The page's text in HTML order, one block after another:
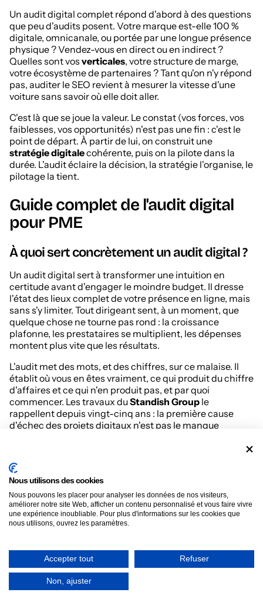
Un audit digital complet répond d'abord à des questions
que peu d'audits posent. Votre marque est-elle 100 %
digitale, omnicanale, ou portée par une longue présence
physique ? Vendez-vous en direct ou en indirect ?
Quelles sont vos verticales, votre structure de marge,
votre écosystème de partenaires ? Tant qu'on n'y répond
pas, auditer le SEO revient à mesurer la vitesse d'une
voiture sans savoir où elle doit aller.
C'est là que se joue la valeur. Le constat (vos forces, vos
faiblesses, vos opportunités) n'est pas une fin : c'est le
point de départ. À partir de lui, on construit une
stratégie digitalecohérente, puis on la pilote dans la
durée. L'audit éclaire la décision, la stratégie l'organise, le
pilotage la tient.
Guide complet de l'audit digital
pour PME
À quoi sert concrètement un audit digital ?
Un audit digital sert à transformer une intuition en
certitude avant d'engager le moindre budget. Il dresse
l'état des lieux complet de votre présence en ligne, mais
sans s'y limiter. Tout dirigeant sent, à un moment, que
quelque chose ne tourne pas rond : la croissance
plafonne, les prestataires se multiplient, les dépenses
montent plus vite que les résultats.
L'audit met des mots, et des chiffres, sur ce malaise. Il
établit où vous en êtes vraiment, ce qui produit du chiffre
d'affaires et ce qui n'en produit pas, et par quoi
commencer. Les travaux duStandish Group le
rappellent depuis vingt-cinq ans : la première cause
d'échec des projets digitaux n'est pas le manque
dérisquer vos décisions
budget, on ne refait pas un site, on ne recrute pas dans
l'équipe marketing sans avoir d'abord posé ce constat.
Audit digital, audit SEO, audit marketing :
C'est la confusion la plus coûteuse du marché. Un audit
SEO examine votre référencement naturel : mots-clés,
contenu, technique, maillage. Un audit marketing élargit
aux canaux d'acquisition : Ads, social, emailing, e-
Nous utilisons des cookies
Nous pouvons les placer pour analyser les données de nos visiteurs,
améliorer notre site Web, afficher un contenu personnalisé et vous faire vivre
une expérience inoubliable. Pour plus d'informations sur les cookies que
nous utilisons, ouvrez les paramètres.
Accepter tout Refuser
Non, ajuster